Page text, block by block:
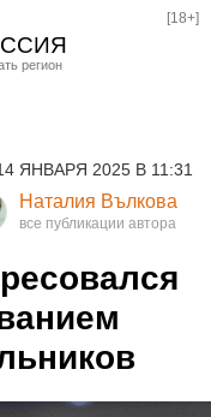
[18+]
ЯНВАРЯ 2025 В 11:31
Наталия Вълкова